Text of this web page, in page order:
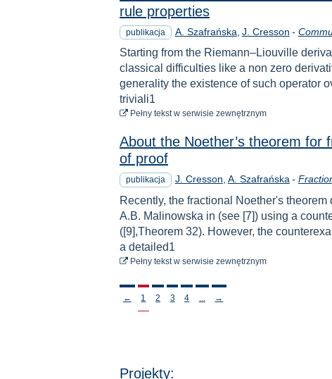
rule properties
publikacja A. Szafrańska J. Cresson -
Starting from the Riemann–Liouville
classical difficulties like a non zero
generality the existence of such operator
triviali1
Pełny tekstdo pobrania
w serwisie zewnętrznym
About the Noether’s theorem for
of proof
publikacja J. Cresson A. Szafrańska -
Recently, the fractional Noether's
A.B. Malinowska in (see [7]) using a
([9],Theorem 32). However, the
a detailed1
Pełny tekst do pobrania
w serwisie zewnętrznym
Stronicowanie
← 1 2 3 4 →
Projekty: